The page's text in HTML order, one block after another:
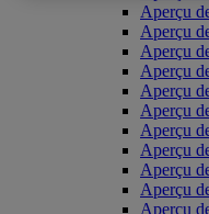
Aperçu
Aperçu
Aperçu
Aperçu
Aperçu
Aperçu
Aperçu
Aperçu
Aperçu
Aperçu
Aperçu